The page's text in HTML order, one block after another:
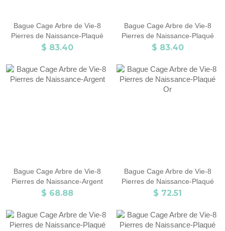
Bague Cage Arbre de Vie-8
Pierres de Naissance-Plaqué
Or
$ 83.40
Bague Cage Arbre de Vie-8
Pierres de Naissance-Plaqué
Or Rose
$ 83.40
Bague Cage Arbre de Vie-8
Pierres de Naissance-Argent
$ 68.88
Bague Cage Arbre de Vie-8
Pierres de Naissance-Plaqué
Or
$ 72.51